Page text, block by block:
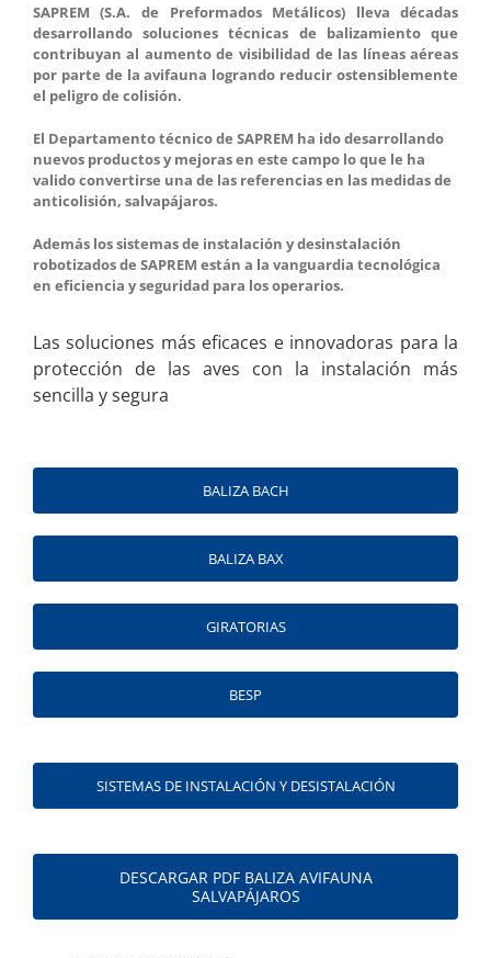
SAPREM (S.A. de Preformados Metálicos) lleva décadas
desarrollando soluciones técnicas de balizamiento que
contribuyan al aumento de visibilidad de las líneas aéreas
por parte de la avifauna logrando reducir ostensiblemente
el peligro de colisión.
El Departamento técnico de SAPREM ha ido desarrollando
nuevos productos y mejoras en este campo lo que le ha
valido convertirse una de las referencias en las medidas de
anticolisión, salvapájaros.
Además los sistemas de instalación y desinstalación
robotizados de SAPREM están a la vanguardia tecnológica
en eficiencia y seguridad para los operarios.
Las soluciones más eficaces e innovadoras para la
protección de las aves con la instalación más
sencilla y segura
BALIZA BACH
BALIZA BAX
GIRATORIAS
BESP
SISTEMAS DE INSTALACIÓN Y DESISTALACIÓN
DESCARGAR PDF BALIZA AVIFAUNA
SALVAPÁJAROS